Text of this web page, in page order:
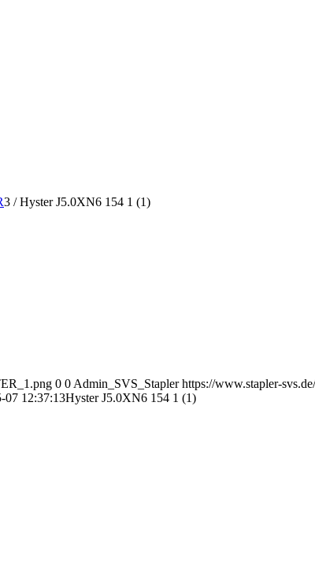
3 / Hyster J5.0XN6 154 1 (1)
0 0 Admin_SVS_Stapler https://www.stapler-
07 12:37:13Hyster J5.0XN6 154 1 (1)